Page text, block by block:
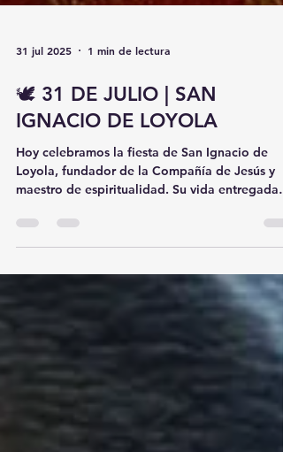
31 jul 2025 1 min de lectura
🕊️ 31 DE JULIO | SAN
IGNACIO DE LOYOLA
Hoy celebramos la fiesta de San Ignacio de
al...